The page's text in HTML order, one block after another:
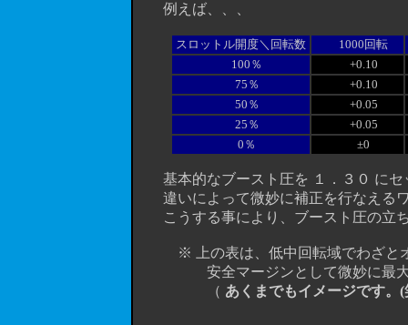
例えば、、、
スロットル開度＼回転数
1000回転
100％
+0.10
75％
+0.10
50％
+0.05
25％
+0.05
0％
±0
基本的なブースト圧を １．３０ にセ
違いによって微妙に補正を行なえる
こうする事により、ブースト圧の立ち
※ 上の表は、低中回転域でわざと
安全マージンとして微妙に最大ブ
（ あくまでもイメージです。(